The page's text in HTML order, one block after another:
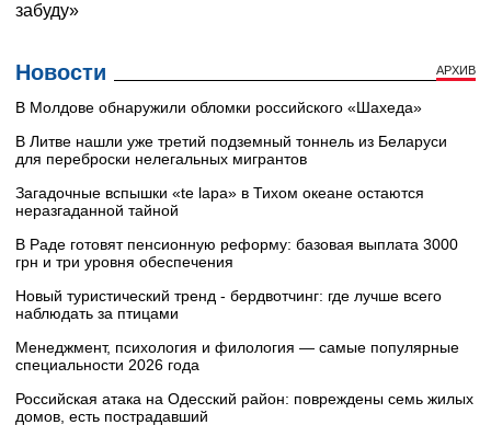
Новости АРХИВ
В Молдове обнаружили обломки российского «Шахеда»
В Литве нашли уже третий подземный тоннель из Беларуси
для переброски нелегальных мигрантов
Загадочные вспышки «te lapa» в Тихом океане остаются
неразгаданной тайной
В Раде готовят пенсионную реформу: базовая выплата 3000
грн и три уровня обеспечения
Новый туристический тренд - бердвотчинг: где лучше всего
наблюдать за птицами
Менеджмент, психология и филология — самые популярные
специальности 2026 года
Российская атака на Одесский район: повреждены семь жилых
домов, есть пострадавший